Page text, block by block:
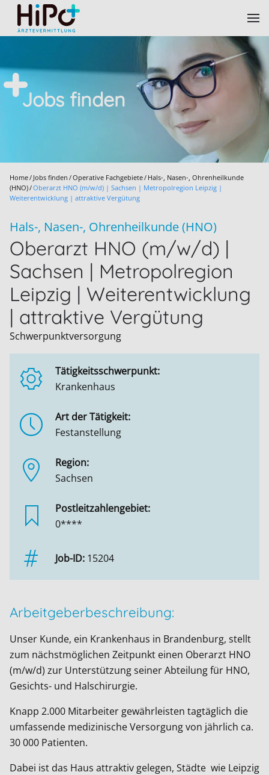
Skip to main content
Jobs finden
Home Jobs finden Operative Fachgebiete Hals-, Nasen-, Ohrenheilkunde
(HNO) Oberarzt HNO (m/w/d) | Sachsen | Metropolregion Leipzig |
Weiterentwicklung | attraktive Vergütung
Hals-, Nasen-, Ohrenheilkunde (HNO)
Oberarzt HNO (m/w/d) |
Sachsen | Metropolregion
Leipzig | Weiterentwicklung
| attraktive Vergütung
Schwerpunktversorgung
Tätigkeitsschwerpunkt:
Krankenhaus
Art der Tätigkeit:
Festanstellung
Region:
Sachsen
Postleitzahlengebiet:
0****
Job-ID: 15204
Arbeitgeberbeschreibung:
Unser Kunde, ein Krankenhaus in Brandenburg, stellt
zum nächstmöglichen Zeitpunkt einen Oberarzt HNO
(m/w/d) zur Unterstützung seiner Abteilung für HNO,
Gesichts- und Halschirurgie.
Knapp 2.000 Mitarbeiter gewährleisten tagtäglich die
umfassende medizinische Versorgung von jährlich ca.
30 000 Patienten.
Dabei ist das Haus attraktiv gelegen, Städte wie Leipzig